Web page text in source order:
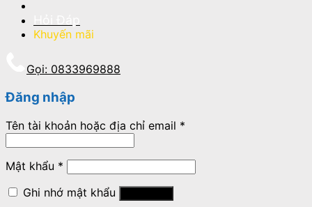
Khuyến mãi
Gọi: 0833969888
Đăng nhập
Tên tài khoản hoặc địa chỉ email *
Mật khẩu *
Ghi nhớ mật khẩu